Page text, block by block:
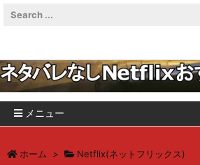
メニュー
ホーム > Netflix(ネットフリックス)